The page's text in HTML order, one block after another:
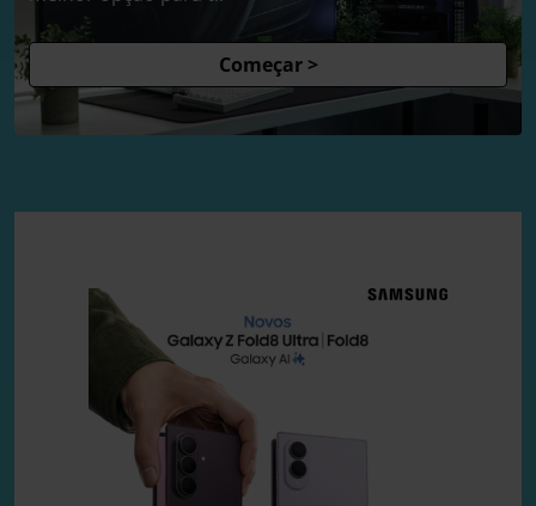
Começar >